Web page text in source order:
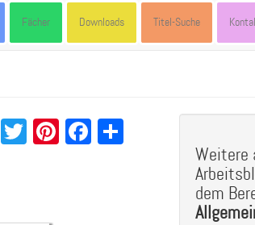
Fächer Downloads Titel-Suche
WhatsApp
Twitter
Pinterest
Facebook
Share
Weitere
dem